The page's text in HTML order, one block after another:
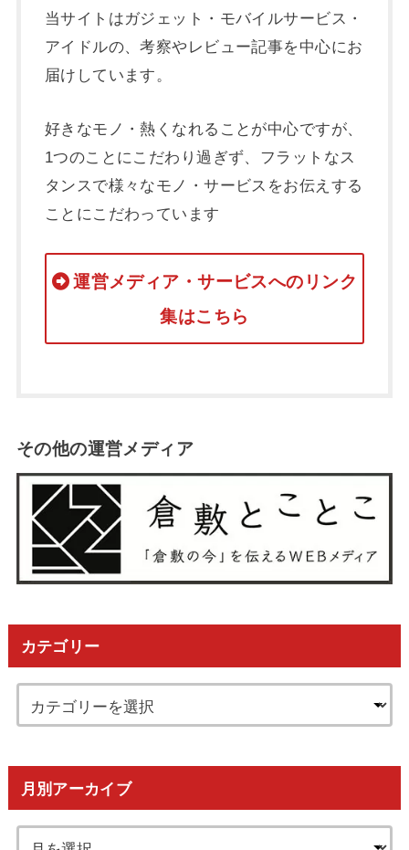
当サイトはガジェット・モバイルサービス・
アイドルの、考察やレビュー記事を中心にお
届けしています。
好きなモノ・熱くなれることが中心ですが、
1つのことにこだわり過ぎず、フラットなス
タンスで様々なモノ・サービスをお伝えする
ことにこだわっています
運営メディア・サービスへのリンク
集はこちら
その他の運営メディア
カテゴリー
月別アーカイブ